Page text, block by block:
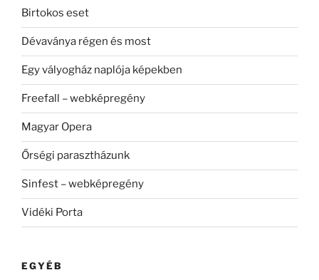
Birtokos eset
Dévaványa régen és most
Egy vályogház naplója képekben
Freefall – webképregény
Magyar Opera
Őrségi parasztházunk
Sinfest – webképregény
Vidéki Porta
EGYÉB